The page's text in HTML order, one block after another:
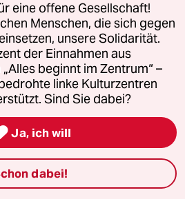
Deutschen, die auf der Erfüllung
Versprechungen der Grünen
Klimapolitik mit Energie-,
und Verkehrswende bestehen.
hat all diesen Betrogenen
dann bei nächster Gelegenheit
nach
Art.
eine offene Gesellschaft!
Menschen, die sich gegen
unsere Solidarität.
der Einnahmen aus
beginnt im Zentrum“ –
linke Kulturzentren
Sind Sie dabei?
Ja, ich will
dabei!